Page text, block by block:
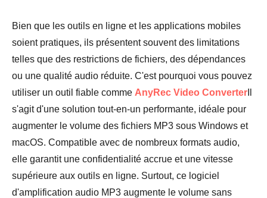
Bien que les outils en ligne et les applications mobiles
soient pratiques, ils présentent souvent des limitations
telles que des restrictions de fichiers, des dépendances
ou une qualité audio réduite. C'est pourquoi vous pouvez
utiliser un outil fiable comme AnyRec Video Converter
s'agit d'une solution tout-en-un performante, idéale pour
augmenter le volume des fichiers MP3 sous Windows et
macOS. Compatible avec de nombreux formats audio,
elle garantit une confidentialité accrue et une vitesse
supérieure aux outils en ligne. Surtout, ce logiciel
d'amplification audio MP3 augmente le volume sans